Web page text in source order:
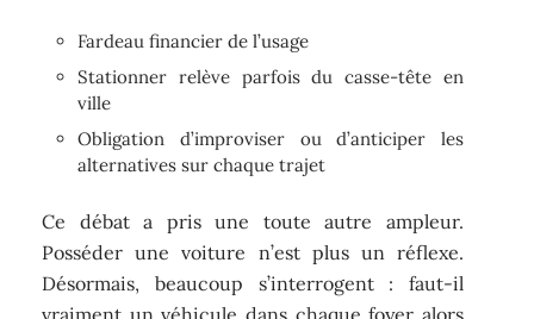
Fardeau financier de l’usage
Stationner relève parfois du casse-tête en
ville
Obligation d’improviser ou d’anticiper les
alternatives sur chaque trajet
Ce débat a pris une toute autre ampleur.
Posséder une voiture n’est plus un réflexe.
Désormais, beaucoup s’interrogent : faut-il
vraiment un véhicule dans chaque foyer alors